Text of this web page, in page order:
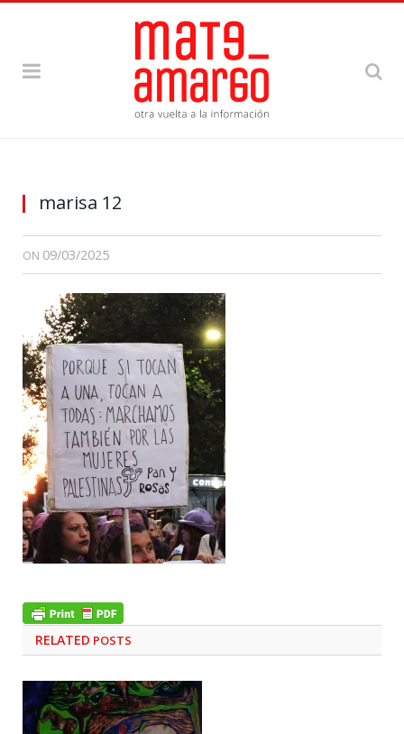
marisa 12
ON 09/03/2025
RELATED POSTS